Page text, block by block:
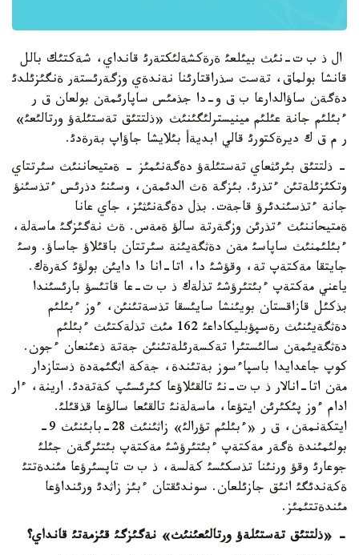
ال ذ ب ت-نئث بيئلعئ ةرةكشةلئكتةرئ قانداي، شةكتئك بالل
قانشا بولماق، تةست سذراقتارئنا نةندةي وزگةرئستةر ةنگئزئلدئ
دةگةن ساؤالدارعا ب ق و-دا جذمئس ساپارئمةن بولعان ق ر
ءبئلئم جانة عئلئم مينيسترلئگئنئث «ذلتتئق تةستئلةؤ ورتالئعئ»
ر م ق ك ديرةكتورئ قالي ابديةأ بئلايشا جاؤاپ بةرةدئ.
- ذلتتئق بئرئثعاي تةستئلةؤ دةگةنئمئز - ةمتيحاننئث سئرتتاي
وتكئزئلةتئن ءتذرئ. بئزگة ةث الدئمةن، وسئنئ دذرئس ءتذسئنؤ
جانة ءتذسئندئرؤ قاجةت. بذل دةگةنئثئز، جاي عانا
ةمتيحاننئث ءتذرئن وزگةرتة سالؤ ةمةس. ةث نةگئزگئ ماسةلة،
ءبئلئمنئث ساپاسئ مةن دةثگةيئنة سئرتتان باقئلاؤ جاساؤ. وسئ
جايتقا مةكتةپ تة، وقؤشئ دا، اتا-انا دا دايئن بولؤئ كةرةك.
ياعني مةكتةپ ءبئتئرؤشئ تذلةك ذ ب ت-عا قاتئسؤ بارئسئندا
بذكئل قازاقستان بويئنشا سايئسقا تذسةتئنئن، ءوز ءبئلئم
دةثگةيئنئث رةسپؤبليكاداعئ 162 مئث تذلةكتئث ءبئلئم
دةثگةيئمةن سالئستئرا تةكسةرئلةتئنئن جةتة ذعئنعان ءجون.
كوپ جاعدايدا باسپاءسوز بةتئندة، جةكة اثگئمةدة ذستازدار
مةن اتا-انالار ذ ب ت-نئ تالقئلاؤعا كئرئسئپ كةتةدئ. ارينة، ءار
ادام ءوز پئكئرئن ايتؤعا، ماسةلةنئ تالقئعا سالؤعا قذقئلئ.
ايتكةنمةن، ق ر «ءبئلئم تؤرالئ» زاثئنئث 28-بابئنئث 9-
بولئمئندة ةگةر مةكتةپ ءبئتئرؤشئ مةكتةپ بئتئرگةن جئلئ
جوعارئ وقؤ ورنئنا تذسكئسئ كةلسة، ذ ب ت تاپسئرؤعا مئندةتتئ
ةكةندئگئ انئق جازئلعان. سوندئقتان ءبئز زاثدئ ورئنداؤعا
مئندةتتئمئز.
- «ذلتتئق تةستئلةؤ ورتالئعئنئث» نةگئزگئ قئزمةتئ قانداي؟